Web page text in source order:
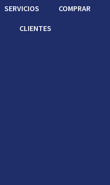
SERVICIOS COMPRAR
CLIENTES